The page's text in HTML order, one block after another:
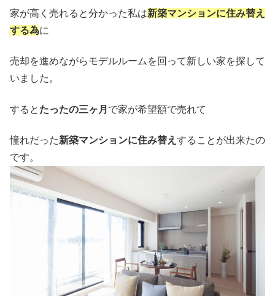
家が高く売れると分かった私は新築マンションに住み替え
する為に
売却を進めながらモデルルームを回って新しい家を探して
いました。
すると たったの三ヶ月 で家が希望額で売れて
憧れだった新築マンションに住み替え することが出来たの
です。